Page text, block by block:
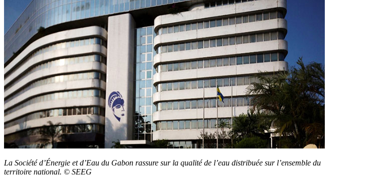
La Société d’Énergie et d’Eau du Gabon rassure sur la qualité de l’eau distribuée sur l’ensemble du
territoire national. © SEEG